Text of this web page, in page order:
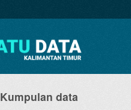
Kumpulan data